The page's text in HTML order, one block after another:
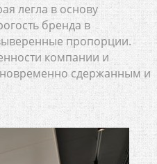
легла в основу
бренда в
пропорции.
компании и
сдержанным и